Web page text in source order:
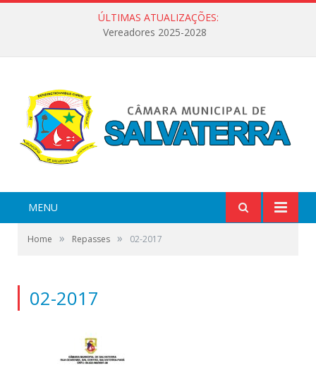
ÚLTIMAS ATUALIZAÇÕES:
Vereadores 2025-2028
MENU
Home » Repasses » 02-2017
02-2017